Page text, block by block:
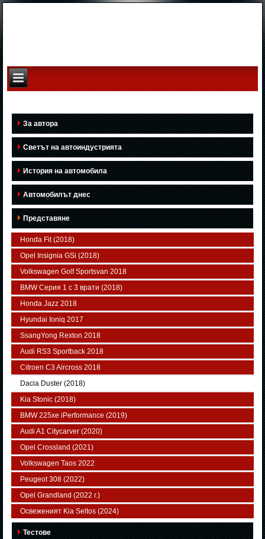
За автора
Светът на автоиндустрията
История на автомобила
Автомобилът днес
Представяне
Honda Fit (2018)
Opel Insignia GSi (2018)
Volkswagen Golf Sportsvan 2018
BMW Серия 1 с 3 врати (2018)
Honda Jazz 2018
Hyundai Ioniq 2017
SsangYong Rexton 2018
Audi RS3 Sportback 2018
Citroen C3 Aircross 2018
Dacia Duster (2018)
Kia Stonic (2018)
BMW 225xe iPerformance (2019)
Audi A1 Citycarver (2020)
Opel Crossland (2021)
Volkswagen Taos 2022
Peugeot 308 (2022)
Opel Grandland (2022 г.)
Освеженият Kia Seltos (2024)
Тестове